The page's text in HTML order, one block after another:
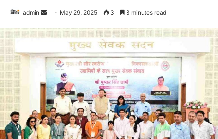
admin
a
e
m
a
i
l
May 29, 2025 3 3 minutes read